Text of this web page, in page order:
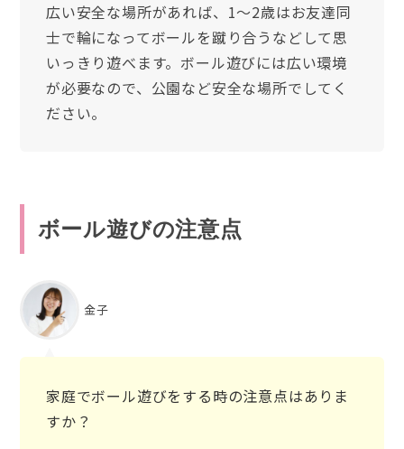
広い安全な場所があれば、1〜2歳はお友達同
士で輪になってボールを蹴り合うなどして思
いっきり遊べます。ボール遊びには広い環境
が必要なので、公園など安全な場所でしてく
ださい。
ボール遊びの注意点
金子
家庭でボール遊びをする時の注意点はありま
すか？